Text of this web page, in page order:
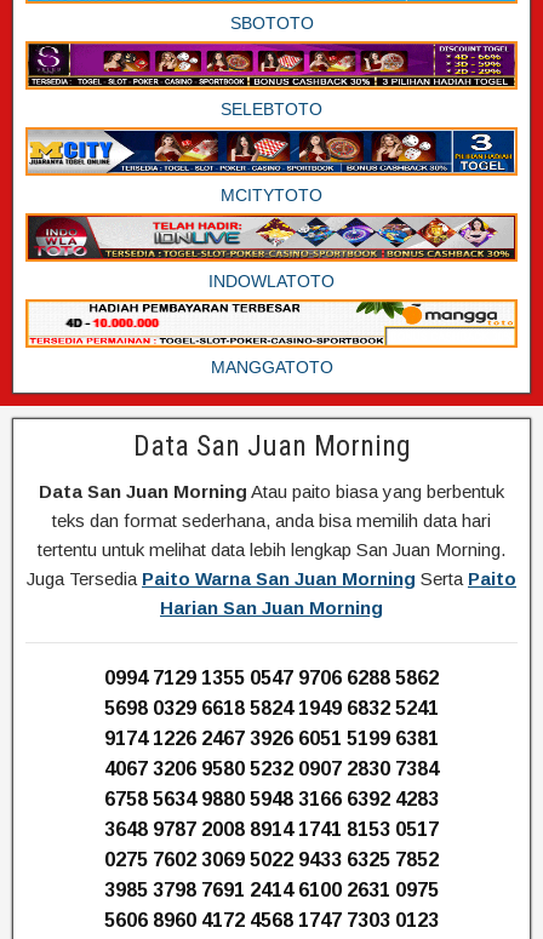
SBOTOTO
SELEBTOTO
MCITYTOTO
INDOWLATOTO
MANGGATOTO
Data San Juan Morning
Data San Juan Morning Atau paito biasa yang berbentuk
teks dan format sederhana, anda bisa memilih data hari
tertentu untuk melihat data lebih lengkap San Juan Morning.
Juga Tersedia Paito Warna San Juan Morning Serta Paito
Harian San Juan Morning
0994 7129 1355 0547 9706 6288 5862
5698 0329 6618 5824 1949 6832 5241
9174 1226 2467 3926 6051 5199 6381
4067 3206 9580 5232 0907 2830 7384
6758 5634 9880 5948 3166 6392 4283
3648 9787 2008 8914 1741 8153 0517
0275 7602 3069 5022 9433 6325 7852
3985 3798 7691 2414 6100 2631 0975
5606 8960 4172 4568 1747 7303 0123